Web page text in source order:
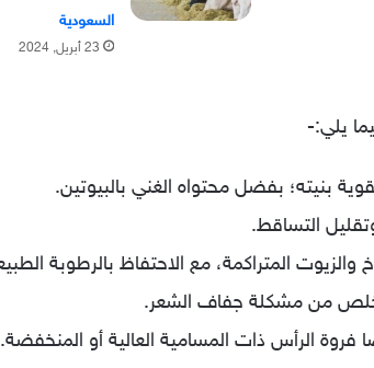
السعودية
23 أبريل, 2024
يلي:-
بنيته؛ بفضل محتواه الغني بالبيوتين.
التساقط.
المتراكمة، مع الاحتفاظ بالرطوبة
من مشكلة جفاف الشعر.
فروة الرأس ذات المسامية العالية أو المنخفضة.